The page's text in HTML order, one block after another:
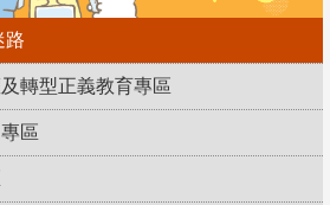
路
轉型正義教育專區
區